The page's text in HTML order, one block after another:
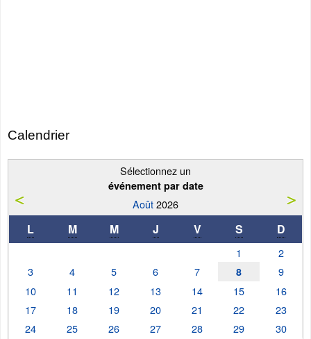
Calendrier
Sélectionnez un
événement par date
Août2026
L M M J V S D
1
2
3
4 5 6 7 8
9
10
11 12 13 14 15
16
17
18 19 20 21 22
23
24
25 26 27 28 29
30